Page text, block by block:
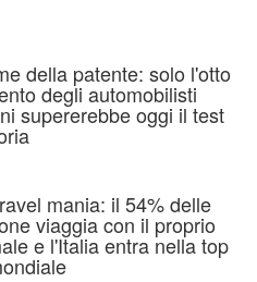
della patente: solo l'otto
degli automobilisti
supererebbe oggi il test
mania: il 54% delle
viaggia con il proprio
e l'Italia entra nella top